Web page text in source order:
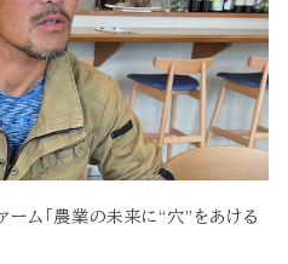
ーム「農業の未来に“穴”をあける